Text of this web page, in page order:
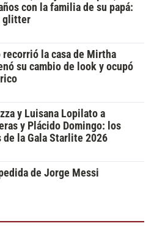
con la familia de su papá:
glitter
recorrió la casa de Mirtha
su cambio de look y ocupó
y Luisana Lopilato a
y Plácido Domingo: los
de la Gala Starlite 2026
de Jorge Messi